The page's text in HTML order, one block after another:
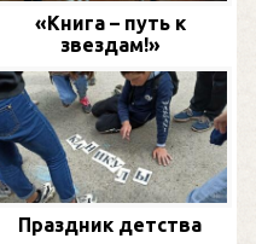
«Книга – путь к
звездам!»
Праздник детства